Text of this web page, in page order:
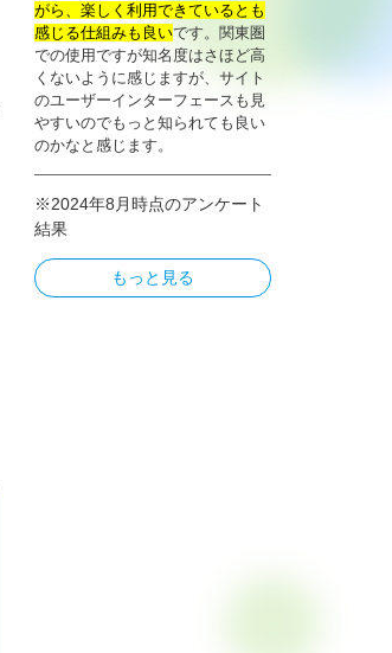
がら、楽しく利用できているとも
感じる仕組みも良いです。関東圏
での使用ですが知名度はさほど高
くないように感じますが、サイト
のユーザーインターフェースも見
やすいのでもっと知られても良い
のかなと感じます。
※2024年8月時点のアンケート
結果
もっと見る